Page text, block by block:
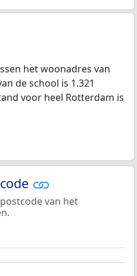
het woonadres van
de school is 1.321
voor heel Rotterdam is
van het